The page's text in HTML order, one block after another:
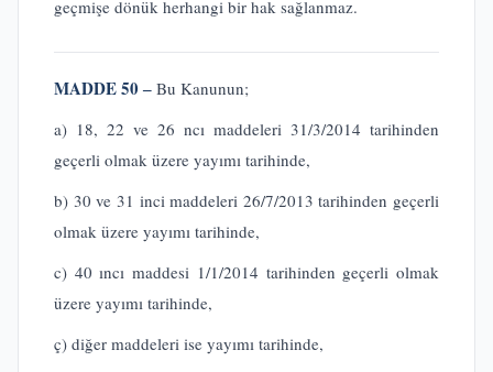
geçmişe dönük herhangi bir hak sağlanmaz.
MADDE 50 ‒ Bu Kanunun;
a) 18, 22 ve 26 ncı maddeleri 31/3/2014 tarihinden
geçerli olmak üzere yayımı tarihinde,
b) 30 ve 31 inci maddeleri 26/7/2013 tarihinden geçerli
olmak üzere yayımı tarihinde,
c) 40 ıncı maddesi 1/1/2014 tarihinden geçerli olmak
üzere yayımı tarihinde,
ç) diğer maddeleri ise yayımı tarihinde,